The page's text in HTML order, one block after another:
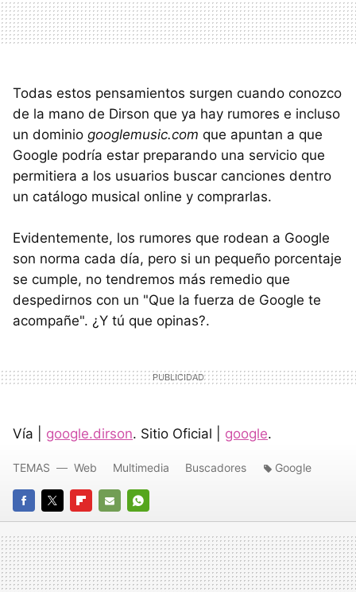
Todas estos pensamientos surgen cuando conozco
de la mano de Dirson que ya hay rumores e incluso
un dominio googlemusic.com que apuntan a que
Google podría estar preparando una servicio que
permitiera a los usuarios buscar canciones dentro
un catálogo musical online y comprarlas.
Evidentemente, los rumores que rodean a Google
son norma cada día, pero si un pequeño porcentaje
se cumple, no tendremos más remedio que
despedirnos con un "Que la fuerza de Google te
acompañe". ¿Y tú que opinas?.
Vía | google.dirson. Sitio Oficial | google.
FACEBOOK
TWITTERFLIPBOARD
E-
MAIL
WHATSAPP
TEMAS Web Multimedia Buscadores Google